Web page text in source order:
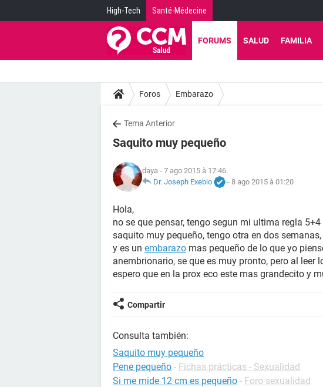
High-Tech Santé-Médecine
FORUMS SALUD FAMILIA
Foros Embarazo
Tema Anterior
Saquito muy pequeño
daya - 7 ago 2015 à 17:46
Dr. Joseph Exebio
- 8 ago 2015 à 01:20
Hola,
no se que pensar, tengo segun mi ultima regla
saquito muy pequeño, tengo otra en dos
y es un embarazo mas pequeño de lo que yo
anembrionario, se que es muy pronto, pero al leer
espero que en la prox eco este mas grandecito y
Compartir
Consulta también:
Saquito muy pequeño
Pene pequeño - Fichas prácticas - Sexualidad
Si me mide 12 cm es pequeño - Foro sexualidad